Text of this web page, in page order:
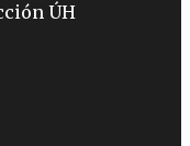
ÚH